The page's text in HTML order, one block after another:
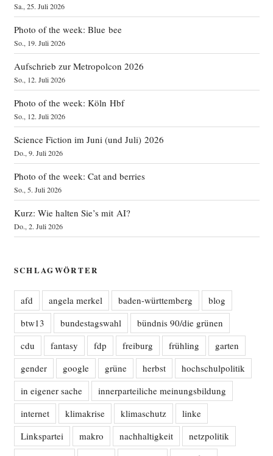
Sa., 25. Juli 2026
Photo of the week: Blue bee
So., 19. Juli 2026
Aufschrieb zur Metropolcon 2026
So., 12. Juli 2026
Photo of the week: Köln Hbf
So., 12. Juli 2026
Science Fiction im Juni (und Juli) 2026
Do., 9. Juli 2026
Photo of the week: Cat and berries
So., 5. Juli 2026
Kurz: Wie halten Sie’s mit AI?
Do., 2. Juli 2026
SCHLAGWÖRTER
afd angela merkel baden-württemberg
blog
btw13
bundestagswahl
bündnis 90/die grünen
cdu
fantasy fdp freiburg frühling
garten
gender
google grüne herbst
hochschulpolitik
in eigener sache
innerparteiliche meinungsbildung
internet
klimakrise klimaschutz
linke
Linkspartei
makro nachhaltigkeit
netzpolitik